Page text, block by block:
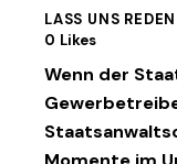
LASS UNS REDEN
0 Likes
Wenn der